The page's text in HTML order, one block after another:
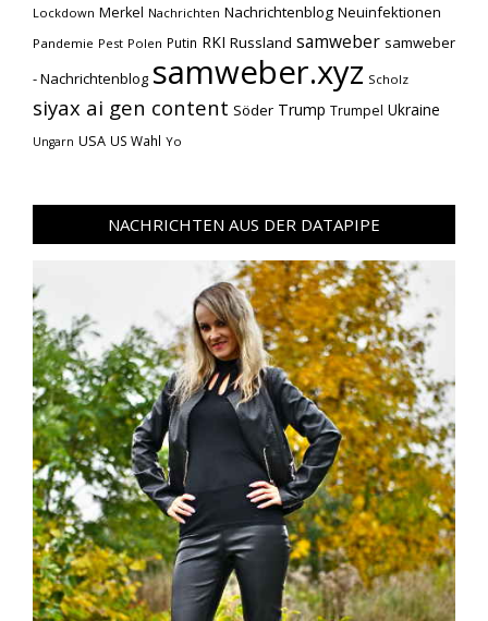
Lockdown Merkel Nachrichten Nachrichtenblog Neuinfektionen
Pandemie Pest Polen Putin RKI Russland samweber samweber
- Nachrichtenblog samweber.xyz Scholz
siyax ai gen content Söder Trump Trumpel Ukraine
Ungarn USA US Wahl Yo
NACHRICHTEN AUS DER DATAPIPE